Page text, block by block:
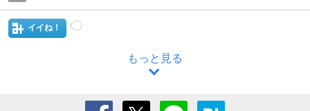
イイね！
もっと見る